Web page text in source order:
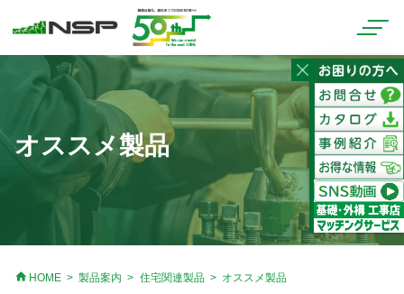
オススメ製品
home HOME 製品案内 住宅関連製品 オススメ製品